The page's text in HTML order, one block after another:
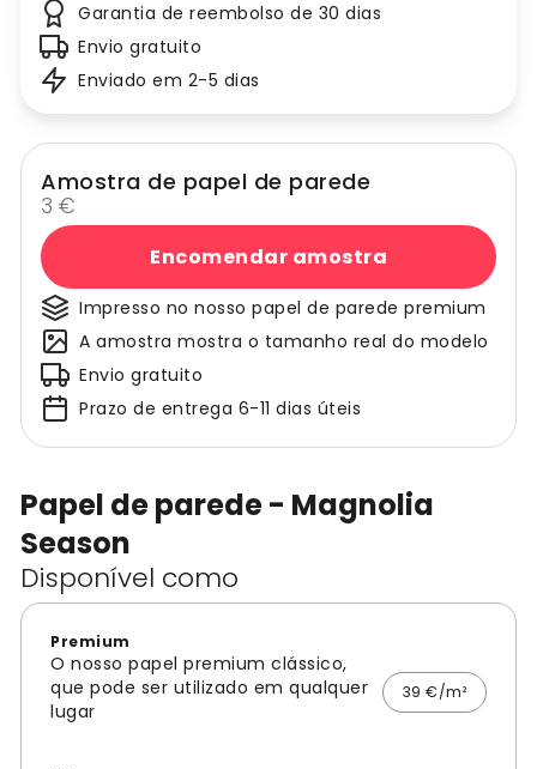
Papel de parede - Magnolia
Season
Disponível como
Premium
O nosso papel premium clássico,
que pode ser utilizado em qualquer
lugar
39 €/m²
Garantia de reembolso de 30 dias
Envio gratuito
Enviado em 2-5 dias
Amostra de papel de parede
3 €
Encomendar amostra
Impresso no nosso papel de parede premium
A amostra mostra o tamanho real do modelo
Envio gratuito
Prazo de entrega 6-11 dias úteis